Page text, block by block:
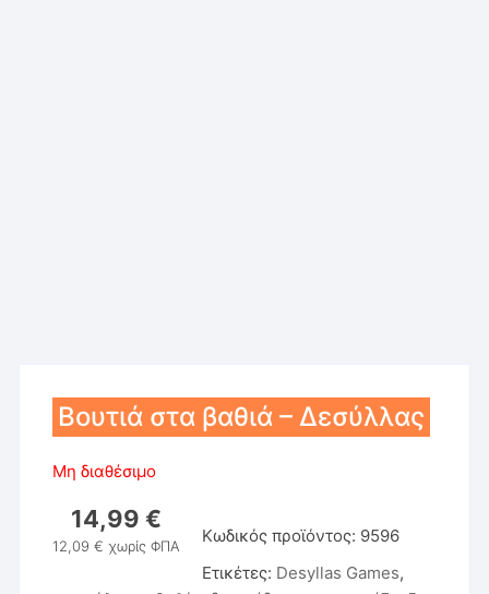
Βουτιά στα βαθιά – Δεσύλλας
Μη διαθέσιμο
14,99€
12,09€ χωρίς ΦΠΑ Κωδικός προϊόντος: 9596
Ετικέτες: Desyllas Games,